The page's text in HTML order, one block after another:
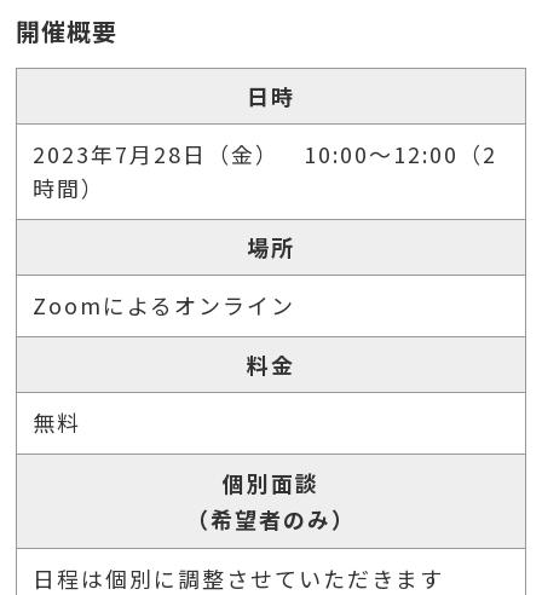
開催概要
日時
2023年7月28日（金） 10:00～12:00（2
時間）
場所
Zoomによるオンライン
料金
無料
個別面談
（希望者のみ）
日程は個別に調整させていただきます